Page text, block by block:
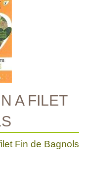
A FILET
Fin de Bagnols